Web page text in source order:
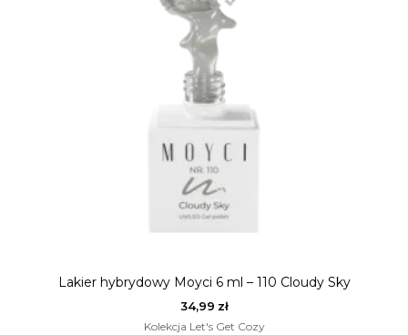
Lakier hybrydowy Moyci 6 ml – 110 Cloudy Sky
34,99 zł
Kolekcja Let's Get Cozy